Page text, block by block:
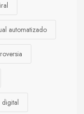
automatizado
digital